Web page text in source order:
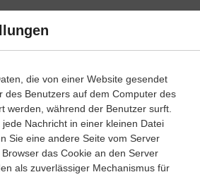
Klasse 9‐10
die von einer Website gesendet
des Benutzers auf dem Computer des
werden, während der Benutzer surft.
Nachricht in einer kleinen Datei
Sie eine andere Seite vom Server
das Cookie an den Server
als zuverlässiger Mechanismus für